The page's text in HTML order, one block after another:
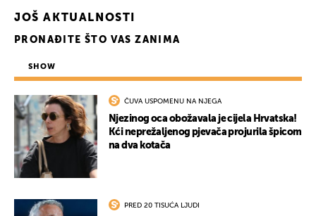
JOŠ AKTUALNOSTI
PRONAĐITE ŠTO VAS ZANIMA
SHOW
ČUVA USPOMENU NA NJEGA
Njezinog oca obožavala je cijela Hrvatska!
Kći neprežaljenog pjevača projurila špicom
na dva kotača
PRED 20 TISUĆA LJUDI